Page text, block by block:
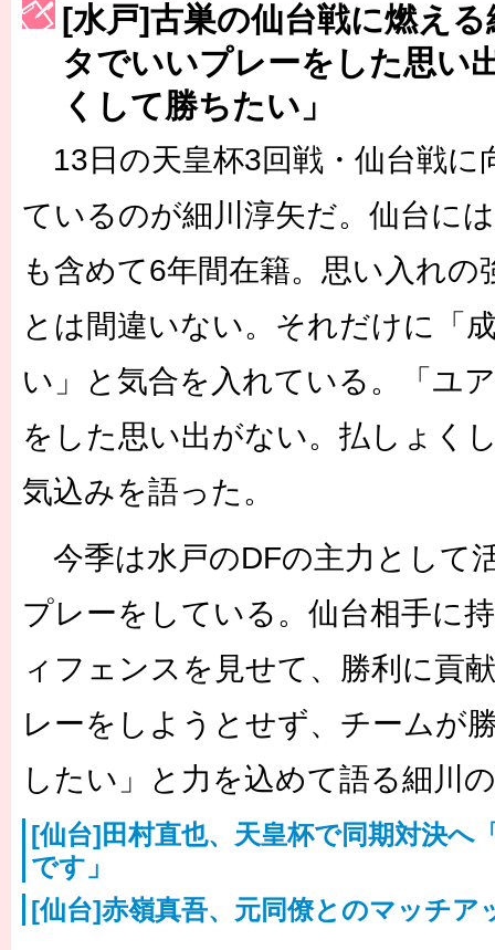
［3223号］一丸。日本出陣
［3222号］史上最大のW杯開幕 注目は「個」
長谷川 アーリアジャスールさんがシンポジウム「気候変動から命
[水戸]古巣の仙台戦に燃え
タでいいプレーをした思い
くして勝ちたい」
13日の天皇杯3回戦・仙台戦に
ているのが細川淳矢だ。仙台に
も含めて6年間在籍。思い入れ
とは間違いない。それだけに「
い」と気合を入れている。「ユ
をした思い出がない。払しょく
気込みを語った。
今季は水戸のDFの主力として
プレーをしている。仙台相手に
ィフェンスを見せて、勝利に貢
レーをしようとせず、チームが
したい」と力を込めて語る細川
[仙台]田村直也、天皇杯で同期対決へ
です」
[仙台]赤嶺真吾、元同僚とのマッチア